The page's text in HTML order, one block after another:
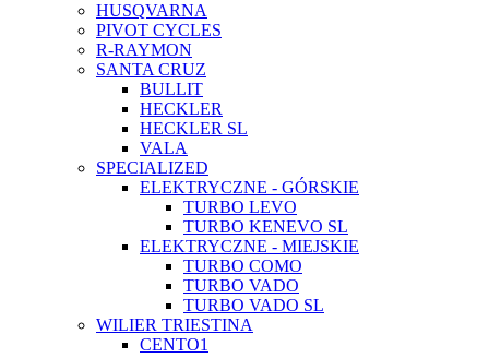
HUSQVARNA
PIVOT CYCLES
R-RAYMON
SANTA CRUZ
BULLIT
HECKLER
HECKLER SL
VALA
SPECIALIZED
ELEKTRYCZNE - GÓRSKIE
TURBO LEVO
TURBO KENEVO SL
ELEKTRYCZNE - MIEJSKIE
TURBO COMO
TURBO VADO
TURBO VADO SL
WILIER TRIESTINA
CENTO1